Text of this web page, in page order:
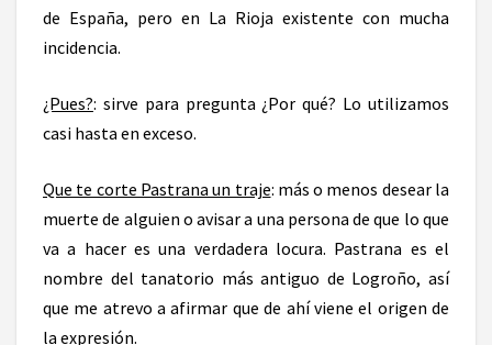
de España, pero en La Rioja existente con mucha
incidencia.
¿Pues?: sirve para pregunta ¿Por qué? Lo utilizamos
casi hasta en exceso.
Que te corte Pastrana un traje: más o menos desear la
muerte de alguien o avisar a una persona de que lo que
va a hacer es una verdadera locura. Pastrana es el
nombre del tanatorio más antiguo de Logroño, así
que me atrevo a afirmar que de ahí viene el origen de
la expresión.